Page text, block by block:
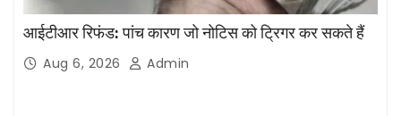
आईटीआर रिफंड: पांच कारण जो नोटिस को ट्रिगर कर सकते हैं
Aug 6, 2026 Admin